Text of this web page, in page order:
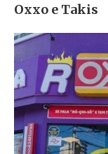
Oxxo e Takis